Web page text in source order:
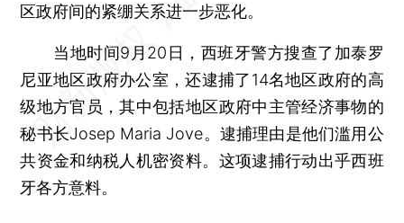
区政府间的紧绷关系进一步恶化。
当地时间9月20日，西班牙警方搜查了加泰罗
尼亚地区政府办公室，还逮捕了14名地区政府的高
级地方官员，其中包括地区政府中主管经济事物的
秘书长Josep Maria Jove。逮捕理由是他们滥用公
共资金和纳税人机密资料。这项逮捕行动出乎西班
牙各方意料。